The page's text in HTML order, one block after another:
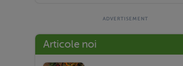
Articole noi